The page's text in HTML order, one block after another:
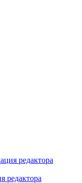
редактора
редактора